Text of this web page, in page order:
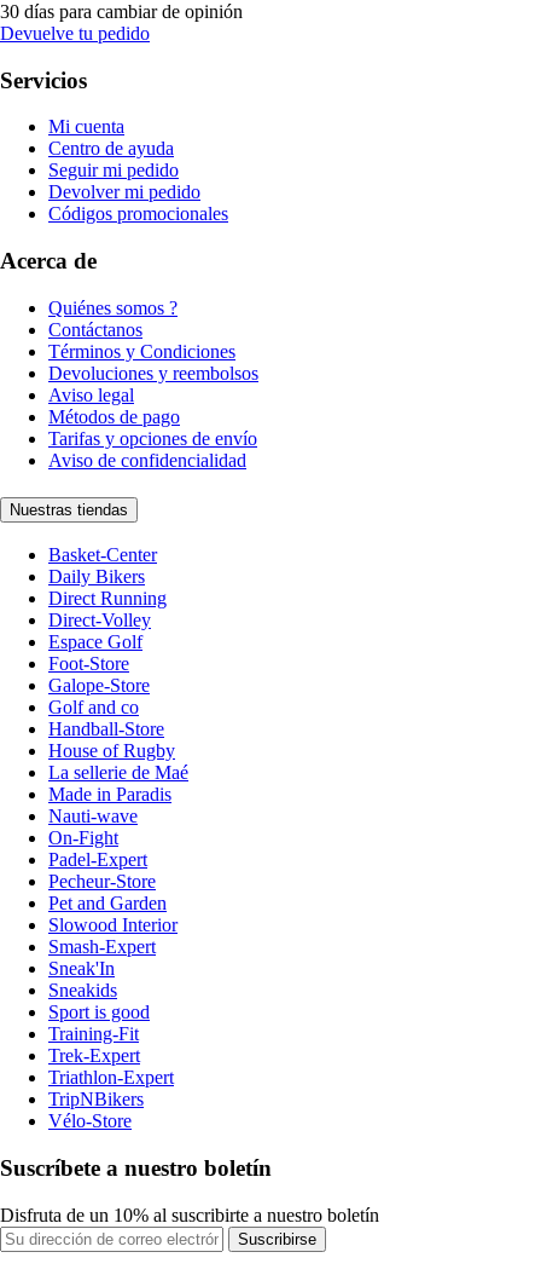
30 días para cambiar de opinión
Devuelve tu pedido
Servicios
Mi cuenta
Centro de ayuda
Seguir mi pedido
Devolver mi pedido
Códigos promocionales
Acerca de
Quiénes somos ?
Contáctanos
Términos y Condiciones
Devoluciones y reembolsos
Aviso legal
Métodos de pago
Tarifas y opciones de envío
Aviso de confidencialidad
Nuestras tiendas
Basket-Center
Daily Bikers
Direct Running
Direct-Volley
Espace Golf
Foot-Store
Galope-Store
Golf and co
Handball-Store
House of Rugby
La sellerie de Maé
Made in Paradis
Nauti-wave
On-Fight
Padel-Expert
Pecheur-Store
Pet and Garden
Slowood Interior
Smash-Expert
Sneak'In
Sneakids
Sport is good
Training-Fit
Trek-Expert
Triathlon-Expert
TripNBikers
Vélo-Store
Suscríbete a nuestro boletín
Disfruta de un 10% al suscribirte a nuestro boletín
Suscribirse